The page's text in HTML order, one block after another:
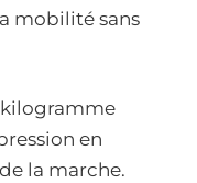
mobilité sans
en
la marche.